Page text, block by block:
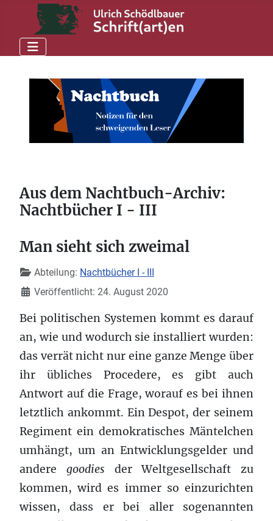
Aus dem Nachtbuch-Archiv:
Nachtbücher I - III
Man sieht sich zweimal
DetailsAbteilung: Nachtbücher I - III
Veröffentlicht: 24. August 2020
Bei politischen Systemen kommt es darauf
an, wie und wodurch sie installiert wurden:
das verrät nicht nur eine ganze Menge über
ihr übliches Procedere, es gibt auch
Antwort auf die Frage, worauf es bei ihnen
letztlich ankommt. Ein Despot, der seinem
Regiment ein demokratisches Mäntelchen
umhängt, um an Entwicklungsgelder und
andere goodies der Weltgesellschaft zu
kommen, wird es immer so einzurichten
wissen, dass er bei aller sogenannten